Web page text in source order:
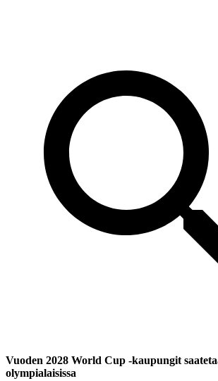
Vuoden 2028 World Cup -kaupungit
olympialaisissa